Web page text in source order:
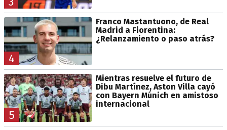
4
Franco Mastantuono, de Real
Madrid a Fiorentina:
¿Relanzamiento o paso atrás?
5
Mientras resuelve el futuro de
Dibu Martínez, Aston Villa cayó
con Bayern Múnich en amistoso
internacional